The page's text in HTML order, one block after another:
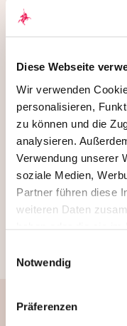
Diese Webseite
Wir verwenden
personalisieren,
zu können und die
analysieren.
Verwendung unserer
soziale Medien,
Partner führen diese
weiteren Daten
willigen Sie gem. Art.
möglich, dass die
Behörden verarbeitet
Notwendig
Präferenzen
Sein Antrieb:
Eine